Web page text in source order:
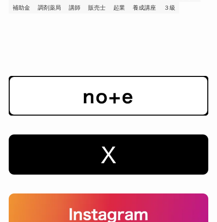
補助金
調剤薬局 講師 販売士 起業 養成講座 ３級